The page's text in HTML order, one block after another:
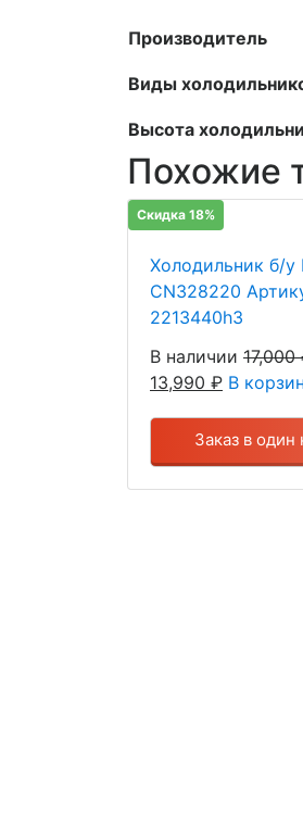
Производитель
Виды
Высота
Похожие
Скидка 18%
Холодильник б/у
CN328220
2213440h3
В наличии 17,000
13,990 ₽ В
Заказ в один